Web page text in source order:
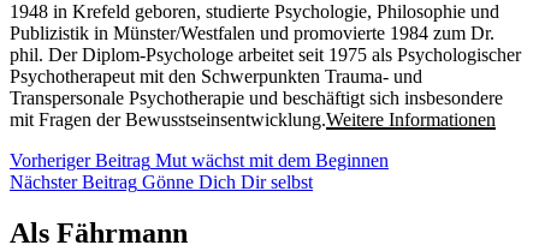
1948 in Krefeld geboren, studierte Psychologie, Philosophie und
Publizistik in Münster/Westfalen und promovierte 1984 zum Dr.
phil. Der Diplom-Psychologe arbeitet seit 1975 als Psychologischer
Psychotherapeut mit den Schwerpunkten Trauma- und
Transpersonale Psychotherapie und beschäftigt sich insbesondere
mit Fragen der Bewusstseinsentwicklung.Weitere Informationen
Beitragsnavigation
Vorheriger Beitrag Mut wächst mit dem Beginnen
Nächster Beitrag Gönne Dich Dir selbstNächster
Als Fährmann